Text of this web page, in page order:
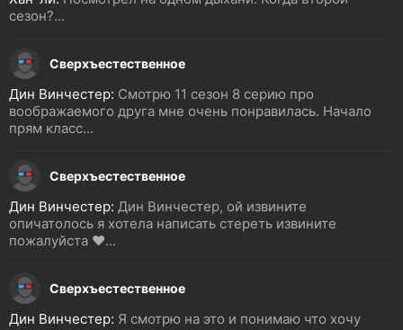
сезон?...
Сверхъестественное
Дин Винчестер: Смотрю 11 сезон 8 серию про
воображаемого друга мне очень понравилась. Начало
прям класс...
Сверхъестественное
Дин Винчестер: Дин Винчестер, ой извините
опичатолось я хотела написать стереть извините
пожалуйста ❤️...
Сверхъестественное
Дин Винчестер: Я смотрю на это и понимаю что хочу